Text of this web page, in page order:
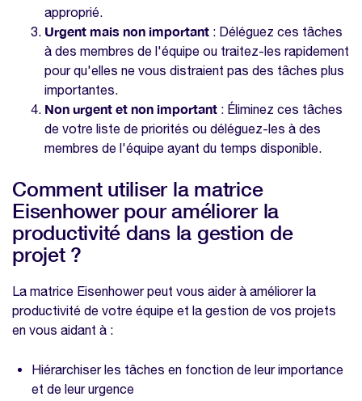
approprié.
Urgent mais non important : Déléguez ces tâches
à des membres de l'équipe ou traitez-les rapidement
pour qu'elles ne vous distraient pas des tâches plus
importantes.
Non urgent et non important : Éliminez ces tâches
de votre liste de priorités ou déléguez-les à des
membres de l'équipe ayant du temps disponible.
Comment utiliser la matrice
Eisenhower pour améliorer la
productivité dans la gestion de
projet ?
La matrice Eisenhower peut vous aider à améliorer la
productivité de votre équipe et la gestion de vos projets
en vous aidant à :
Hiérarchiser les tâches en fonction de leur importance
et de leur urgence